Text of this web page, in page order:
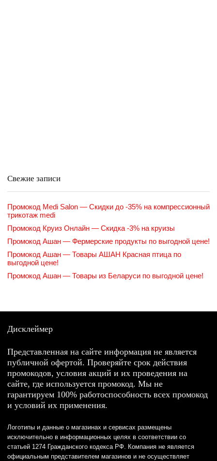
Свежие записи
Промокод Medi Salon — Скидки до -35% на компрессионный
трикотаж medi
Промокод Круиз Онлайн — Скидка -3% на круизы
Промокод Ашан — Фермерские продукты по выгодной цене!
Промокод Ашан — Товары АШАН Красная птица по
выгодной цене!
Промокод Ашан — Товары из Беларуси по выгодной цене!
Дисклеймер
Представленная на сайте информация не является
публичной офертой. Проверяйте срок действия
промокодов, условия акций и их проведения на
сайте, где используется промокод. Мы не
гарантируем 100% работоспособность всех промокод
и условий их применения.
Логотипы и данные о магазинах и сервисах размещены
исключительно в информационных целях в соответствии со
статьей 1274 Гражданского кодекса РФ. Компания не является
официальным представителем магазинов и не осуществляет